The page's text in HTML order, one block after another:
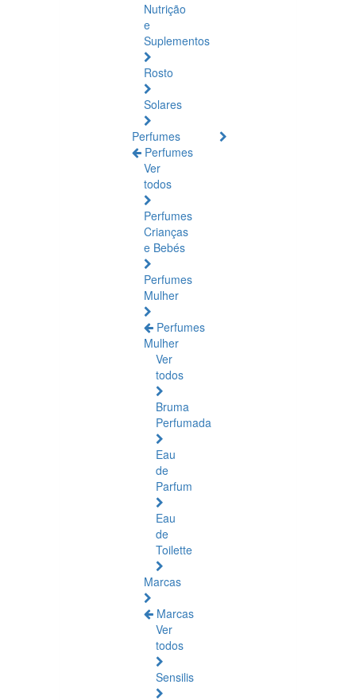
Nutrição
e
Suplementos
Rosto
Solares
Perfumes
Perfumes
Ver
todos
Perfumes
Crianças
e Bebés
Perfumes
Mulher
Perfumes
Mulher
Ver
todos
Bruma
Perfumada
Eau
de
Parfum
Eau
de
Toilette
Marcas
Marcas
Ver
todos
Sensilis